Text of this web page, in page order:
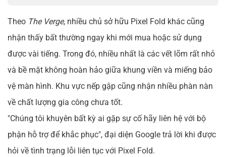
Theo The Verge, nhiều chủ sở hữu Pixel Fold khác cũng
nhận thấy bất thường ngay khi mới mua hoặc sử dụng
được vài tiếng. Trong đó, nhiều nhất là các vết lõm rất nhỏ
và bề mặt không hoàn hảo giữa khung viền và miếng bảo
vệ màn hình. Khu vực nếp gập cũng nhận nhiều phàn nàn
về chất lượng gia công chưa tốt.
"Chúng tôi khuyên bất kỳ ai gặp sự cố hãy liên hệ với bộ
phận hỗ trợ để khắc phục", đại diện Google trả lời khi được
hỏi về tình trạng lỗi liên tục với Pixel Fold.